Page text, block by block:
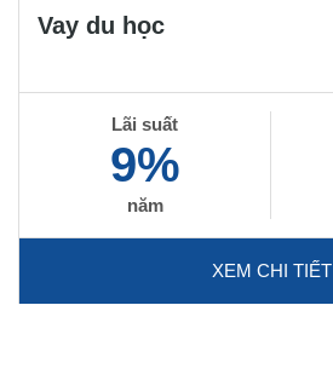
Vay du học
Lãi suất
9%
năm
XEM CHI TIẾT